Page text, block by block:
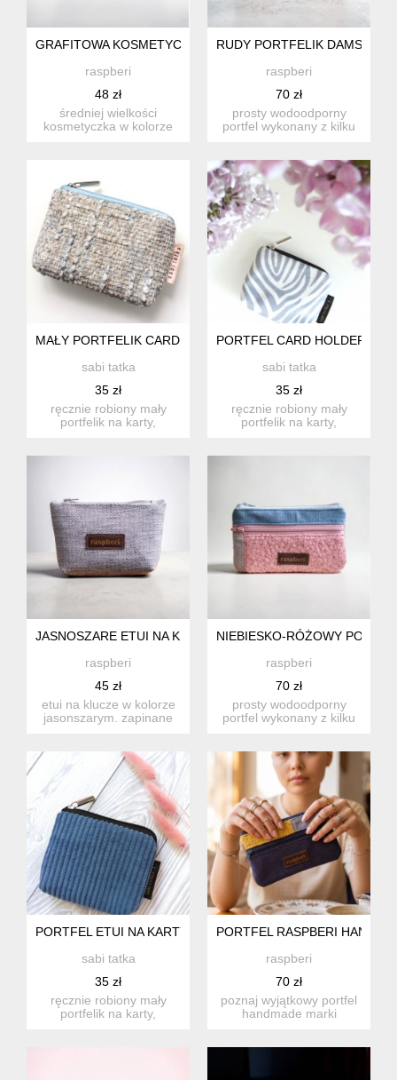
GRAFITOWA KOSMETYCZKA MIDI
raspberi
48 zł
średniej wielkości
kosmetyczka w kolorze
RUDY PORTFELIK DAMSKI
raspberi
70 zł
prosty wodoodporny
portfel wykonany z kilku
MAŁY PORTFELIK CARD HOLDER Z PLECIONKI BŁĘKITNY
sabi tatka
35 zł
ręcznie robiony mały
portfelik na karty,
PORTFEL CARD HOLDER
sabi tatka
35 zł
ręcznie robiony mały
portfelik na karty,
JASNOSZARE ETUI NA KLUCZE JODEŁKA
raspberi
45 zł
etui na klucze w kolorze
jasonszarym. zapinane
NIEBIESKO-RÓŻOWY
raspberi
70 zł
prosty wodoodporny
portfel wykonany z kilku
PORTFEL ETUI NA KARTY ZE SZTRUKSU NIEBIESKI
sabi tatka
35 zł
ręcznie robiony mały
portfelik na karty,
PORTFEL RASPBERI
raspberi
70 zł
poznaj wyjątkowy portfel
handmade marki